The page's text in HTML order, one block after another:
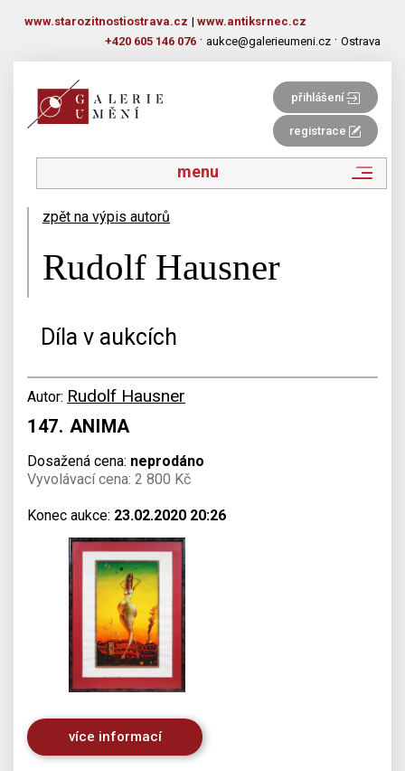
www.starozitnostiostrava.cz | www.antiksrnec.cz
+420 605 146 076 · aukce@galerieumeni.cz · Ostrava
přihlášení
registrace
menu
zpět na výpis autorů
Rudolf Hausner
Díla v aukcích
Autor: Rudolf Hausner
147. ANIMA
Dosažená cena: neprodáno
Vyvolávací cena: 2 800 Kč
Konec aukce: 23.02.2020 20:26
více informací